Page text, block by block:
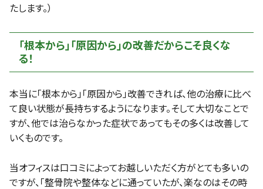
たします。）
「根本から」「原因から」の改善だからこそ良くな
る！
本当に「根本から」「原因から」改善できれば、他の治療に比べ
て良い状態が長持ちするようになります。そして大切なことで
すが、他では治らなかった症状であってもその多くは改善して
いくものです。
当オフィスは口コミによってお越しいただく方がとても多いの
ですが、「整骨院や整体などに通っていたが、楽なのはその時